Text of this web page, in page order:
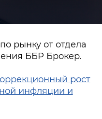
рынку от отдела
ББР Брокер.
рост
инфляции и